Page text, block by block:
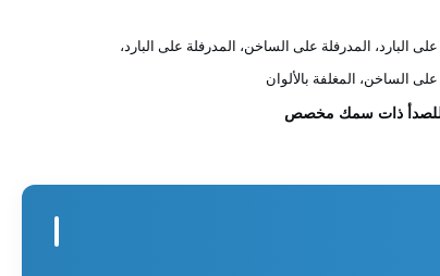
البارد، المدرفلة على الساخن، المدرفلة على البارد،
الساخن، المغلفة بالألوان
للصدأ ذات سمك مخصص